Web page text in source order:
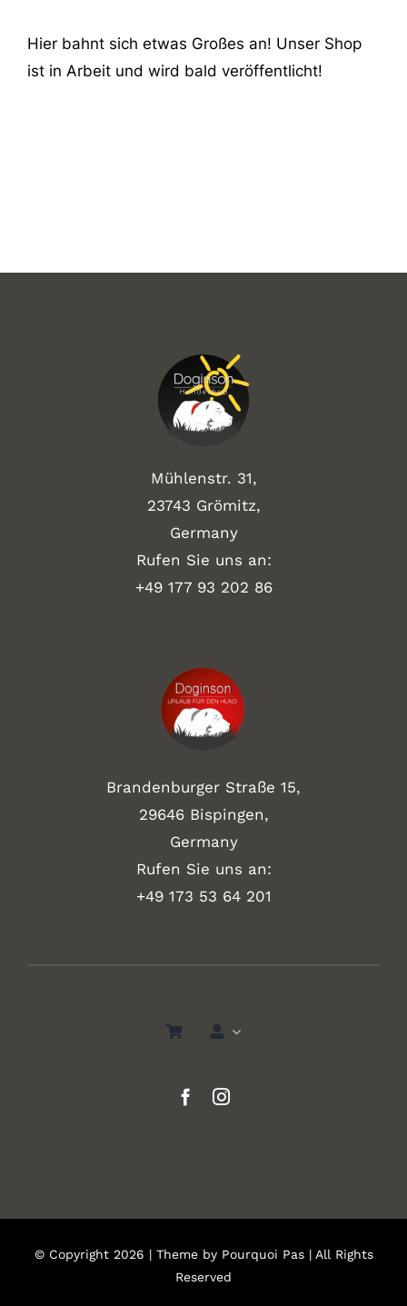
Hier bahnt sich etwas Großes an! Unser Shop
ist in Arbeit und wird bald veröffentlicht!
Mühlenstr. 31,
23743 Grömitz,
Germany
Rufen Sie uns an:
+49 177 93 202 86
Brandenburger Straße 15,
29646 Bispingen,
Germany
Rufen Sie uns an:
+49 173 53 64 201
© Copyright 2026 | Theme by Pourquoi Pas| All Rights
Reserved